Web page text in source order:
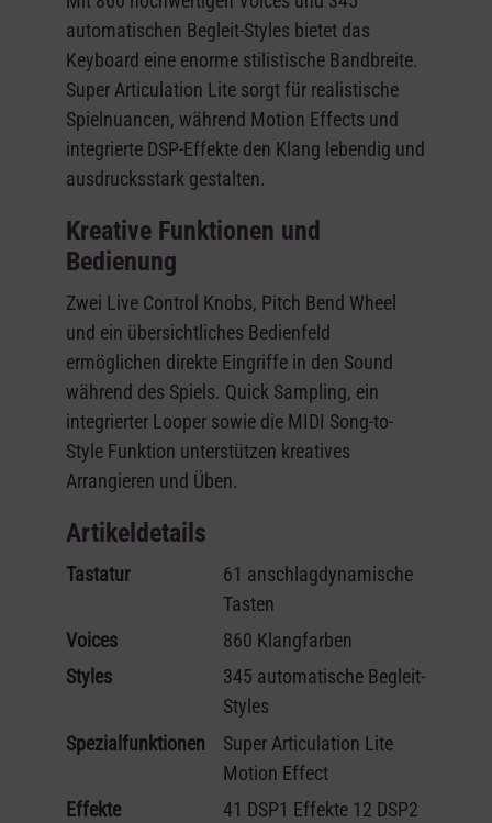
automatischen Begleit-Styles bietet das
Keyboard eine enorme stilistische Bandbreite.
Super Articulation Lite sorgt für realistische
Spielnuancen, während Motion Effects und
integrierte DSP-Effekte den Klang lebendig und
ausdrucksstark gestalten.
Kreative Funktionen und
Bedienung
Zwei Live Control Knobs, Pitch Bend Wheel
und ein übersichtliches Bedienfeld
ermöglichen direkte Eingriffe in den Sound
während des Spiels. Quick Sampling, ein
integrierter Looper sowie die MIDI Song-to-
Style Funktion unterstützen kreatives
Arrangieren und Üben.
Artikeldetails
Tastatur
61 anschlagdynamische
Tasten
Voices
860 Klangfarben
Styles
345 automatische Begleit-
Styles
Spezialfunktionen
Super Articulation Lite
Motion Effect
Effekte
41 DSP1 Effekte 12 DSP2